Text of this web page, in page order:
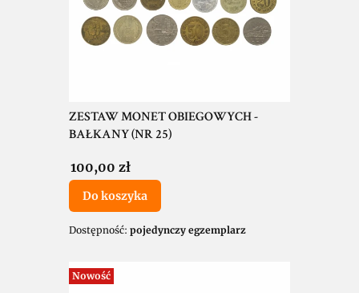
ZESTAW MONET OBIEGOWYCH -
BAŁKANY (NR 25)
Cena
100,00 zł
Do koszyka
Dostępność: pojedynczy egzemplarz
Nowość